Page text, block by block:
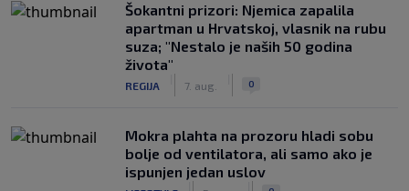
Šokantni prizori: Njemica zapalila
apartman u Hrvatskoj, vlasnik na rubu
suza; "Nestalo je naših 50 godina
života"
REGIJA 7. aug. 0
Mokra plahta na prozoru hladi sobu
bolje od ventilatora, ali samo ako je
ispunjen jedan uslov